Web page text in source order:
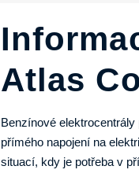
Atlas
Benzínové
přímého napojení na
situací, kdy je potřeba v